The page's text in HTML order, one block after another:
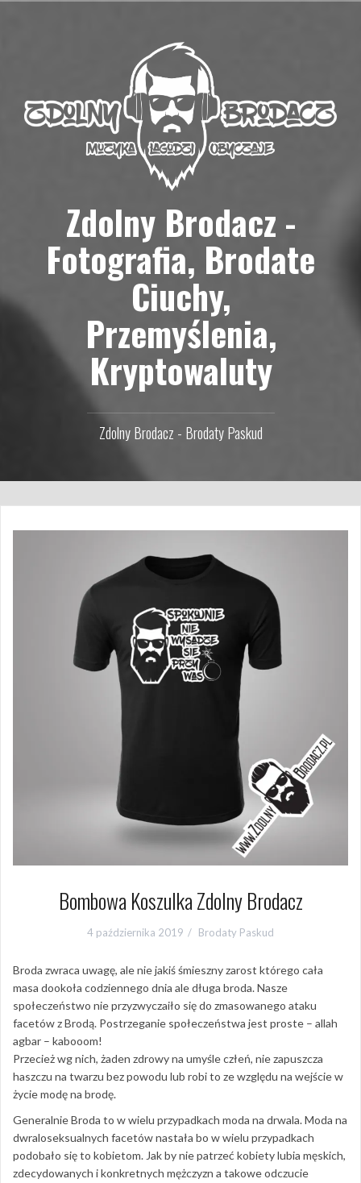
Zdolny Brodacz -
Fotografia, Brodate
Ciuchy,
Przemyślenia,
Kryptowaluty
Zdolny Brodacz - Brodaty Paskud
Bombowa Koszulka Zdolny Brodacz
4 października 2019 Brodaty Paskud
Broda zwraca uwagę, ale nie jakiś śmieszny zarost którego cała
masa dookoła codziennego dnia ale długa broda. Nasze
społeczeństwo nie przyzwyczaiło się do zmasowanego ataku
facetów z Brodą. Postrzeganie społeczeństwa jest proste – allah
agbar – kabooom!
Przecież wg nich, żaden zdrowy na umyśle człeń, nie zapuszcza
haszczu na twarzu bez powodu lub robi to ze względu na wejście w
życie modę na brodę.
Generalnie Broda to w wielu przypadkach moda na drwala. Moda na
dwraloseksualnych facetów nastała bo w wielu przypadkach
podobało się to kobietom. Jak by nie patrzeć kobiety lubia męskich,
zdecydowanych i konkretnych mężczyzn a takowe odczucie